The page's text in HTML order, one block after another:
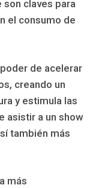
claves para
el consumo de
de acelerar
creando un
y estimula las
asistir a un show
también más
más